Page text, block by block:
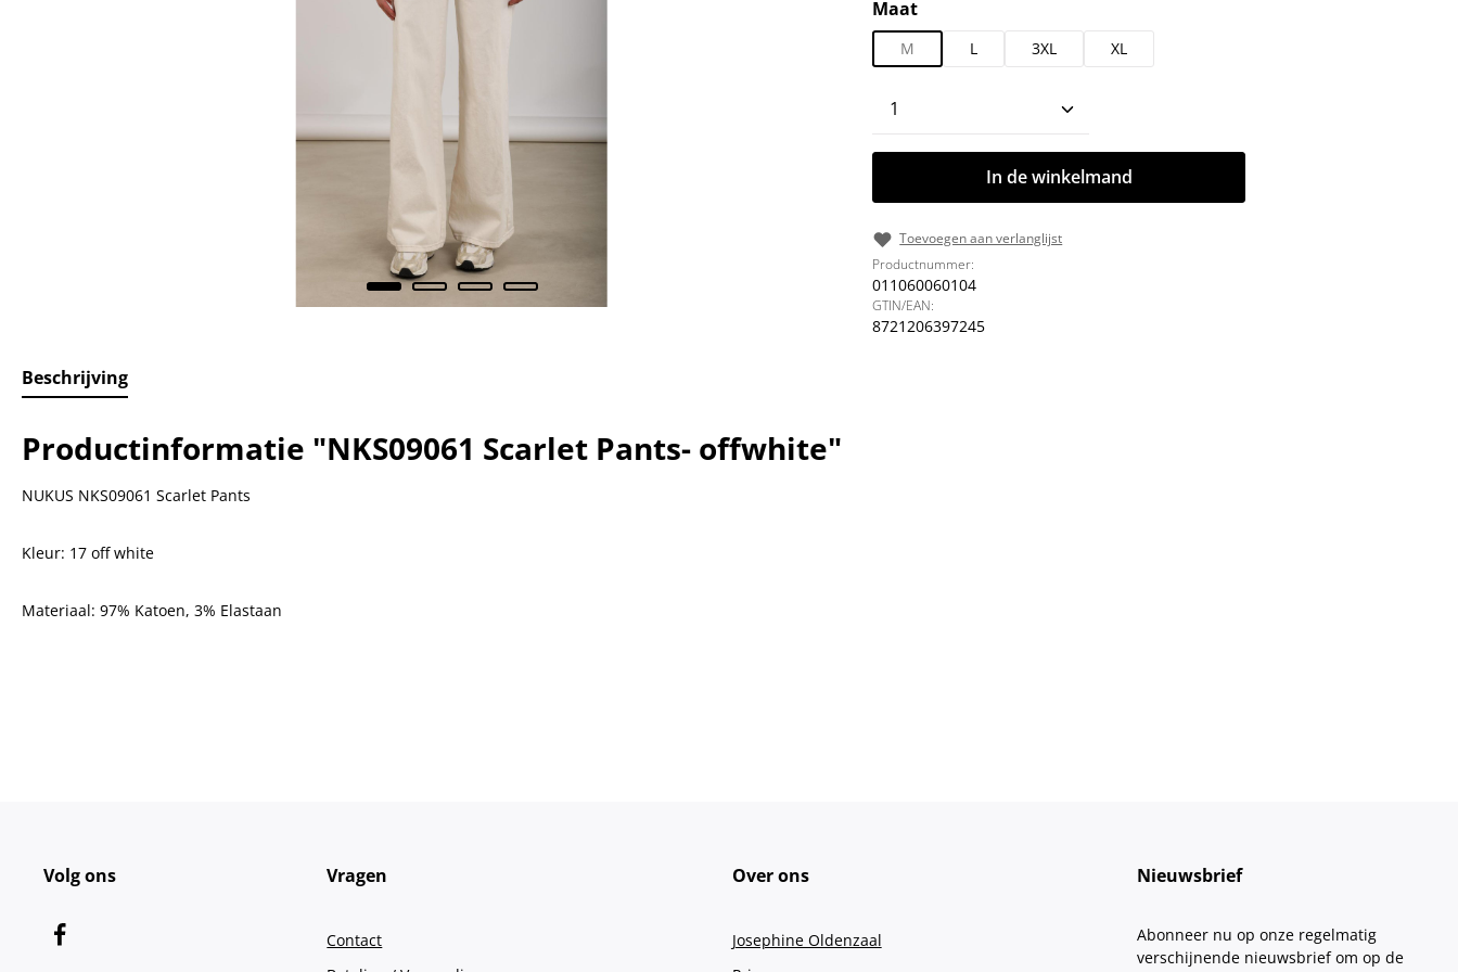
Selecteer
Maat
M L 3XL XL
Producthoeveelheid: Voer de gewenste
In de winkelmand
Toevoegen aan verlanglijst
Productnummer:
011060060104
GTIN/EAN:
8721206397245
Beschrijving
Productinformatie "NKS09061 Scarlet Pants- offwhite"
NUKUS NKS09061 Scarlet Pants
Kleur: 17 off white
Materiaal: 97% Katoen, 3% Elastaan
Volg ons Vragen
Contact
Over ons
Josephine Oldenzaal
Nieuwsbrief
Abonneer nu op onze regelmatig
verschijnende nieuwsbrief om op de